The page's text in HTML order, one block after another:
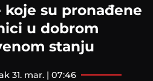
koje su pronađene
u dobrom
stanju
31. mar. | 07:46